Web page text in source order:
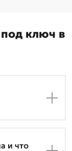
ключ в
и что